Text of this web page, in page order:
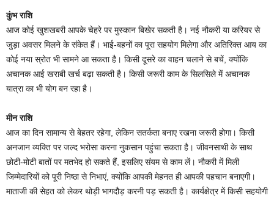
कुंभ राशि
आज कोई खुशखबरी आपके चेहरे पर मुस्कान बिखेर सकती है। नई नौकरी या करियर से
जुड़ा अवसर मिलने के संकेत हैं। भाई-बहनों का पूरा सहयोग मिलेगा और अतिरिक्त आय का
कोई नया स्रोत भी सामने आ सकता है। किसी दूसरे का वाहन चलाने से बचें, क्योंकि
अचानक आई खराबी खर्च बढ़ा सकती है। किसी जरूरी काम के सिलसिले में अचानक
यात्रा का भी योग बन रहा है।
मीन राशि
आज का दिन सामान्य से बेहतर रहेगा, लेकिन सतर्कता बनाए रखना जरूरी होगा। किसी
अनजान व्यक्ति पर जल्द भरोसा करना नुकसान पहुंचा सकता है। जीवनसाथी के साथ
छोटी-मोटी बातों पर मतभेद हो सकते हैं, इसलिए संयम से काम लें। नौकरी में मिली
जिम्मेदारियों को पूरी निष्ठा से निभाएं, क्योंकि आपकी मेहनत ही आपकी पहचान बनाएगी।
माताजी की सेहत को लेकर थोड़ी भागदौड़ करनी पड़ सकती है। कार्यक्षेत्र में किसी सहयोगी